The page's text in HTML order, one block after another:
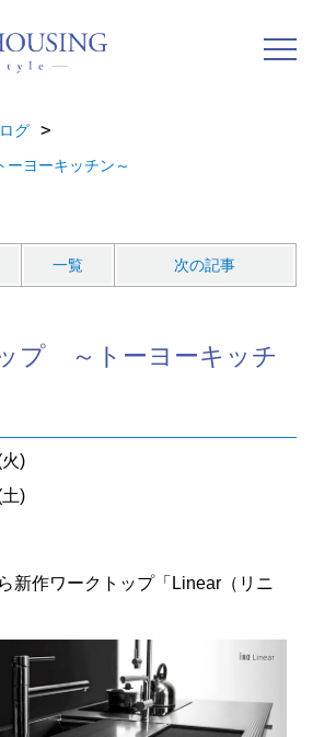
グ
ヨーキッチン～
一覧 次の記事
プ ～トーヨーキッチ
)
)
新作ワークトップ「Linear（リニ